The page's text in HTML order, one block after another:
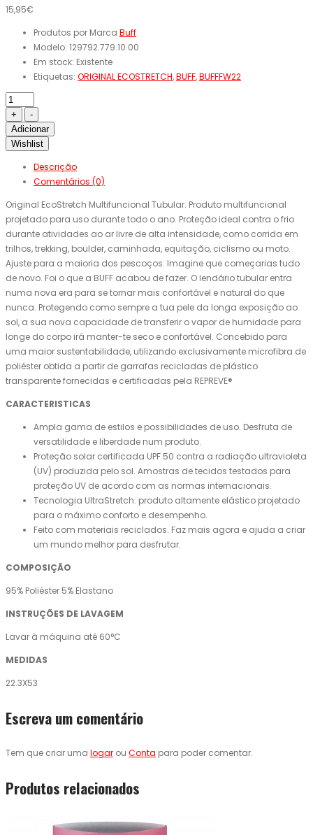
15,95€
Produtos por Marca Buff
Modelo: 129792.779.10.00
Em stock: Existente
Etiquetas: ORIGINAL ECOSTRETCH,BUFF,BUFFFW22
Adicionar
Wishlist
Descrição
Comentários (0)
Original EcoStretch Multifuncional Tubular. Produto multifuncional
projetado para uso durante todo o ano. Proteção ideal contra o frio
durante atividades ao ar livre de alta intensidade, como corrida em
trilhos, trekking, boulder, caminhada, equitação, ciclismo ou moto.
Ajuste para a maioria dos pescoços. Imagine que começarias tudo
de novo. Foi o que a BUFF acabou de fazer. O lendário tubular entra
numa nova era para se tornar mais confortável e natural do que
nunca. Protegendo como sempre a tua pele da longa exposição ao
sol, a sua nova capacidade de transferir o vapor de humidade para
longe do corpo irá manter-te seco e confortável. Concebido para
uma maior sustentabilidade, utilizando exclusivamente microfibra de
poliéster obtida a partir de garrafas recicladas de plástico
transparente fornecidas e certificadas pela REPREVE®
CARACTERISTICAS
Ampla gama de estilos e possibilidades de uso. Desfruta de
versatilidade e liberdade num produto.
Proteção solar certificada UPF 50 contra a radiação ultravioleta
(UV) produzida pelo sol. Amostras de tecidos testados para
proteção UV de acordo com as normas internacionais.
Tecnologia UltraStretch: produto altamente elástico projetado
para o máximo conforto e desempenho.
Feito com materiais reciclados. Faz mais agora e ajuda a criar
um mundo melhor para desfrutar.
COMPOSIÇÃO
95% Poliéster 5% Elastano
INSTRUÇÕES DE LAVAGEM
Lavar à máquina até 60°C
MEDIDAS
22.3X53
Escreva um comentário
Tem que criar uma logar ou Conta para poder comentar.
Produtos relacionados